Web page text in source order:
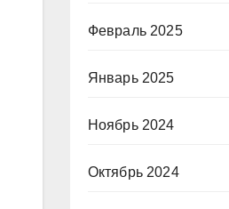
Февраль 2025
Январь 2025
Ноябрь 2024
Октябрь 2024